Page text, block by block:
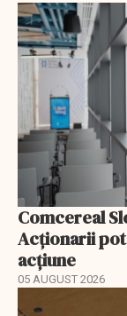
Comcereal
Acționarii
acțiune
05 AUGUST 2026